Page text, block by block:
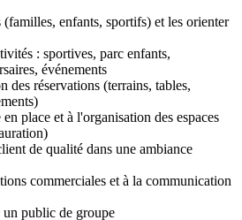
enfants, sportifs) et les orienter
: sportives, parc enfants,
événements
des réservations (terrains, tables,
place et à l'organisation des espaces
de qualité dans une ambiance
commerciales et à la communication
un public de groupe